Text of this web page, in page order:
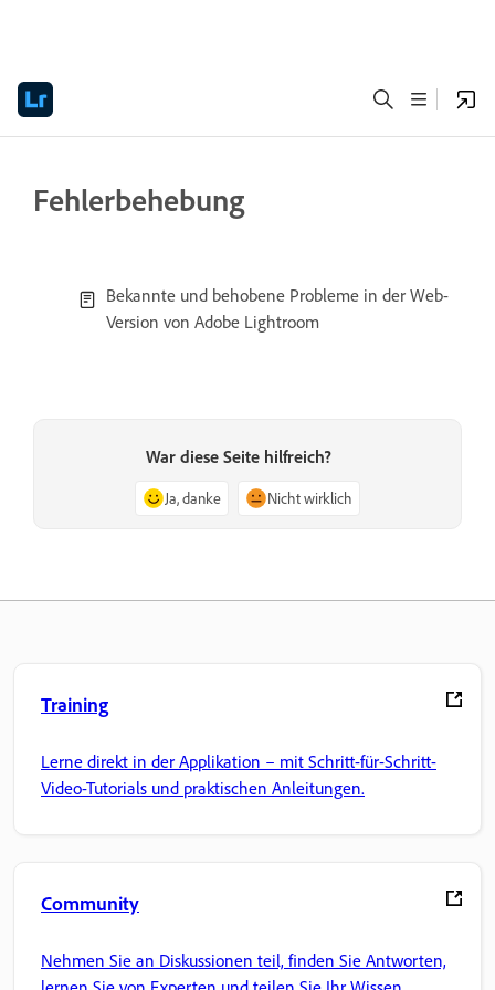
Fehlerbehebung
Bekannte und behobene Probleme in der Web-
Version von Adobe Lightroom
War diese Seite hilfreich?
Ja, danke Nicht wirklich
Training
Lerne direkt in der Applikation – mit Schritt-für-Schritt-
Video-Tutorials und praktischen Anleitungen.
Community
Nehmen Sie an Diskussionen teil, finden Sie Antworten,